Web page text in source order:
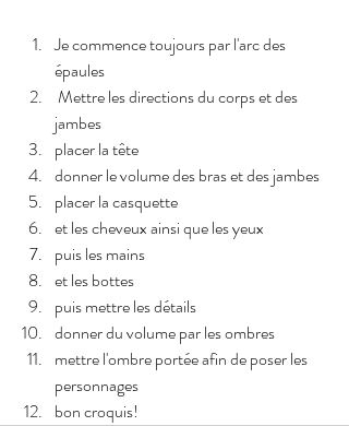
Je commence toujours par l'arc des
épaules
jambes
placer la tête
donner le volume des bras et des jambes
placer la casquette
et les cheveux ainsi que les yeux
puis les mains
et les bottes
puis mettre les détails
donner du volume par les ombres
mettre l'ombre portée afin de poser les
personnages
bon croquis!